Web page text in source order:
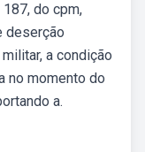
do cpm,
deserção
a condição
no momento do
a.